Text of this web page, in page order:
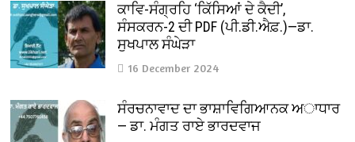
ਕਾਵਿ-ਸੰਗ੍ਰਹਿ ‘ਕਿੱਸਿਆਂ ਦੇ ਕੈਦੀ’,
ਸੰਸਕਰਨ-2 ਦੀ PDF (ਪੀ.ਡੀ.ਐਫ਼.)—ਡਾ.
ਸੁਖਪਾਲ ਸੰਘੇੜਾ
16 December 2024
ਸੰਰਚਨਾਵਾਦ ਦਾ ਭਾਸ਼ਾਵਿਗਿਆਨਕ ਅਾਧਾਰ
— ਡਾ. ਮੰਗਤ ਰਾਏ ਭਾਰਦਵਾਜ